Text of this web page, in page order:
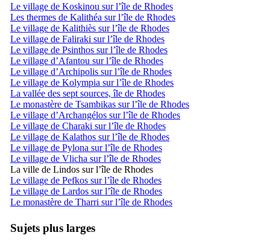
Le village de Koskinou sur l’île de Rhodes
Les thermes de Kalithéa sur l’île de Rhodes
Le village de Kalithiès sur l’île de Rhodes
Le village de Faliraki sur l’île de Rhodes
Le village de Psinthos sur l’île de Rhodes
Le village d’Afantou sur l’île de Rhodes
Le village d’Archipolis sur l’île de Rhodes
Le village de Kolympia sur l’île de Rhodes
La vallée des sept sources, île de Rhodes
Le monastère de Tsambikas sur l’île de Rhodes
Le village d’Archangélos sur l’île de Rhodes
Le village de Charaki sur l’île de Rhodes
Le village de Kalathos sur l’île de Rhodes
Le village de Pylona sur l’île de Rhodes
Le village de Vlicha sur l’île de Rhodes
La ville de Lindos sur l’île de Rhodes
Le village de Pefkos sur l’île de Rhodes
Le village de Lardos sur l’île de Rhodes
Le monastère de Tharri sur l’île de Rhodes
Sujets plus larges